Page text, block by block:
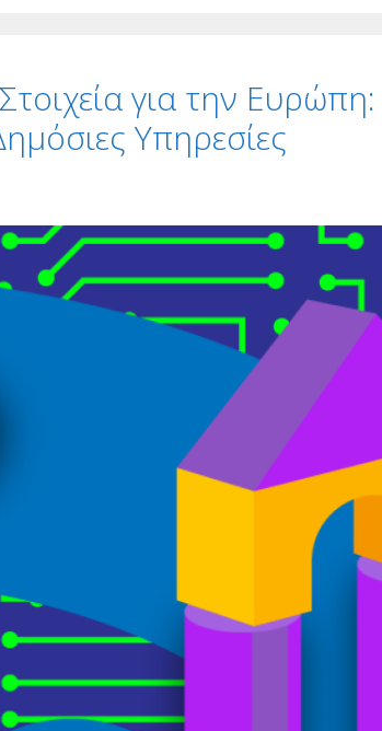
για την Ευρώπη:
Υπηρεσίες